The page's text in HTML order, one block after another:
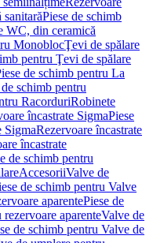
Piese de schimb
WC, din ceramică
MonoblocŢevi de spălare
pentru Ţevi de spălare
de schimb pentru La
schimb pentru
RacorduriRobinete
încastrate SigmaPiese
SigmaRezervoare încastrate
încastrate
de schimb pentru
AccesoriiValve de
de schimb pentru Valve
aparentePiese de
aparenteValve de
de schimb pentru Valve de